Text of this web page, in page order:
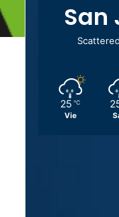
San
25 ℃
Vie